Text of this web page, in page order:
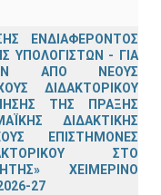
ΕΝΔΙΑΦΕΡΟΝΤΟΣ
ΥΠΟΛΟΓΙΣΤΩΝ - ΓΙΑ
ΑΠΟ ΝΕΟΥΣ
ΔΙΔΑΚΤΟΡΙΚΟΥ
ΤΗΣ ΠΡΑΞΗΣ
ΔΙΔΑΚΤΙΚΗΣ
ΕΠΙΣΤΗΜΟΝΕΣ
ΣΤΟ
ΧΕΙΜΕΡΙΝΟ
27